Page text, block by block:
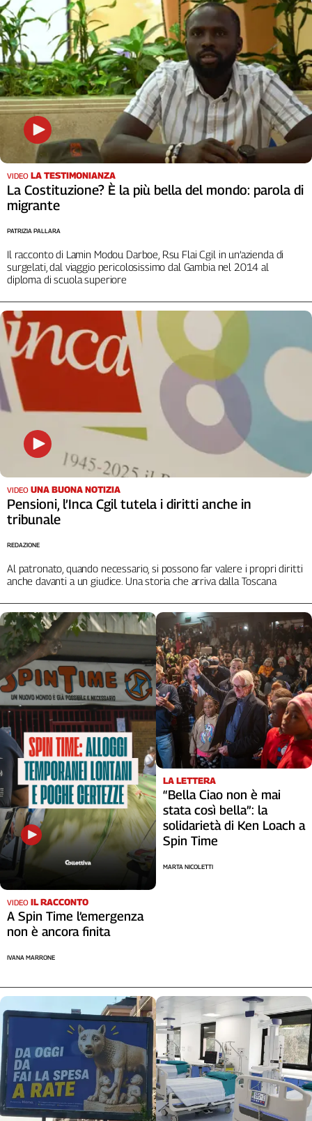
Liguria
Lombardia
Marche
Piemonte
Puglia
Sardegna
Sicilia
Toscana
Trentino
Umbria
Valle
D'Aosta
Storico
1955-
2014
Cerca
La
redazione
Newsletter
Social
VIDEO LA TESTIMONIANZA
La Costituzione? È la più bella del mondo: parola di
migrante
Il racconto di Lamin Modou Darboe, Rsu Flai Cgil in un’azienda di
surgelati, dal viaggio pericolosissimo dal Gambia nel 2014 al
diploma di scuola superiore
PATRIZIA PALLARA
VIDEO UNA BUONA NOTIZIA
Pensioni, l’Inca Cgil tutela i diritti anche in
tribunale
Al patronato, quando necessario, si possono far valere i propri diritti
anche davanti a un giudice. Una storia che arriva dalla Toscana
REDAZIONE
VIDEO IL RACCONTO
A Spin Time l’emergenza
non è ancora finita
IVANA MARRONE
LA LETTERA
“Bella Ciao non è mai
stata così bella”: la
solidarietà di Ken Loach a
Spin Time
MARTA NICOLETTI